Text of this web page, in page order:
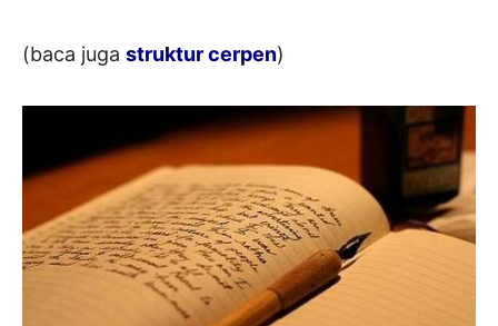
(baca juga struktur cerpen)